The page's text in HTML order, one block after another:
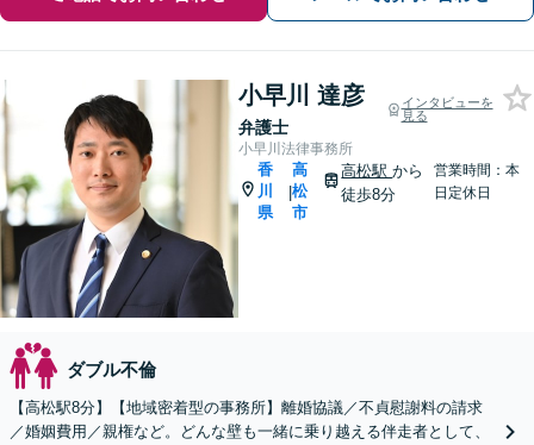
小早川 達彦
弁護士
インタビューを
見る
小早川法律事務所
香
川
県
|
高
松
市
高松駅から
徒歩8分
営業時間：本
日定休日
ダブル不倫
【高松駅8分】【地域密着型の事務所】離婚協議／不貞慰謝料の請求
／婚姻費用／親権など。どんな壁も一緒に乗り越える伴走者として、